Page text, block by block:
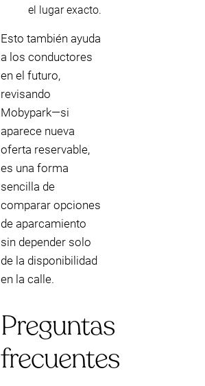
el lugar exacto.
Esto también ayuda
a los conductores
en el futuro,
revisando
Mobypark—si
aparece nueva
oferta reservable,
es una forma
sencilla de
comparar opciones
de aparcamiento
sin depender solo
de la disponibilidad
en la calle.
Preguntas
frecuentes